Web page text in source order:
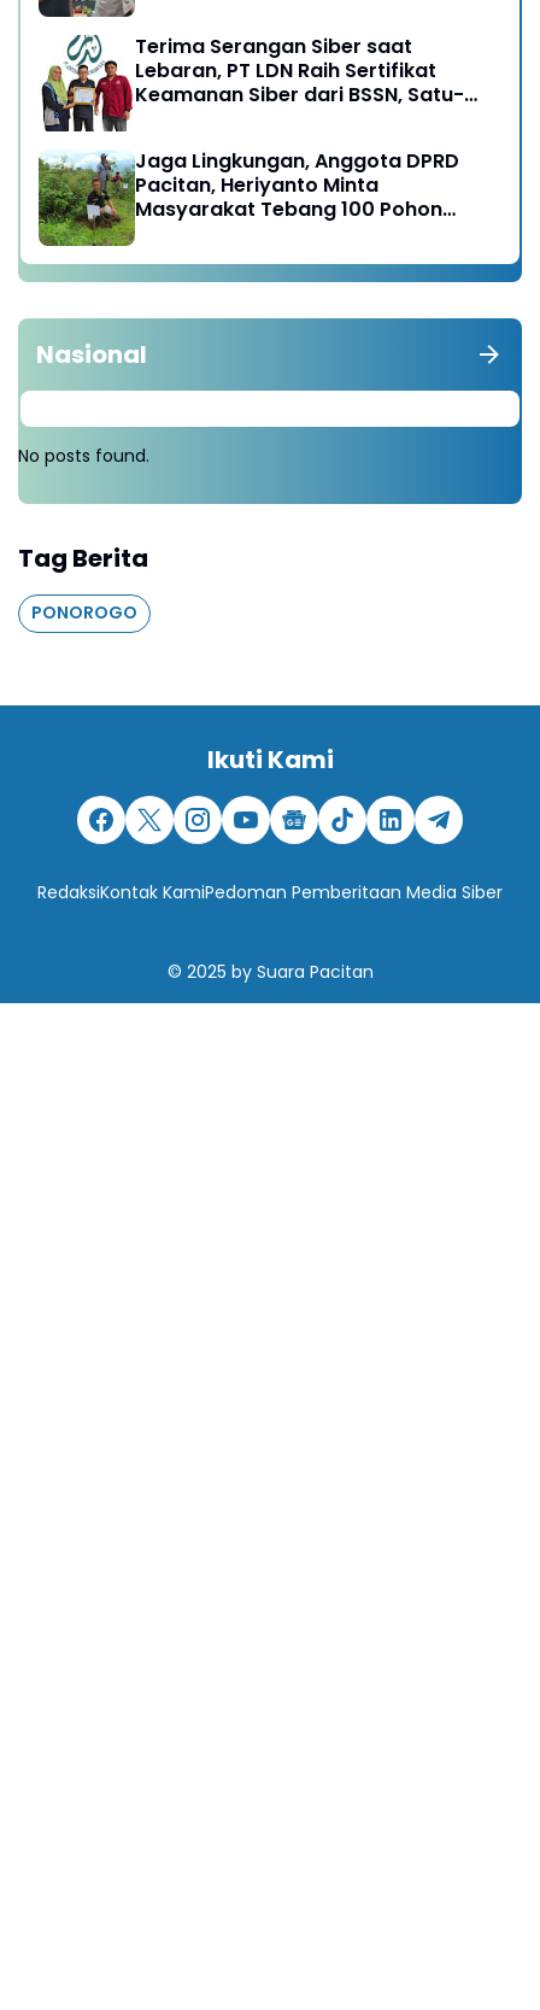
Terima Serangan Siber saat
Lebaran, PT LDN Raih Sertifikat
Keamanan Siber dari BSSN, Satu-
Jaga Lingkungan, Anggota DPRD
Pacitan, Heriyanto Minta
Masyarakat Tebang 100 Pohon
Nasional
No posts found.
Tag Berita
PONOROGO
Ikuti Kami
RedaksiKontak KamiPedoman Pemberitaan Media Siber
© 2025 by Suara Pacitan